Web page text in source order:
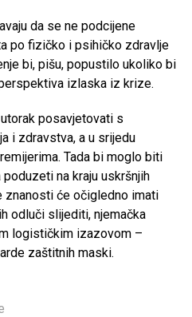
da se ne podcijene
po fizičko i psihičko zdravlje
bi, pišu, popustilo ukoliko bi
izlaska iz krize.
posavjetovati s
i zdravstva, a u srijedu
Tada bi moglo biti
na kraju uskršnjih
znanosti će očigledno imati
odluči slijediti, njemačka
logističkim izazovom –
zaštitnih maski.